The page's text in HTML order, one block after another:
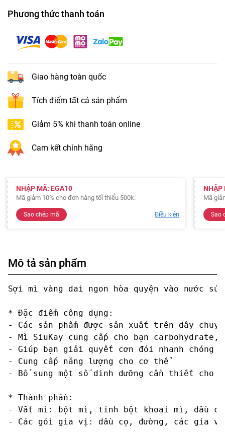
Phương thức thanh toán
Giao hàng toàn quốc
Tích điểm tất cả sản phẩm
Giảm 5% khi thanh toán online
Cam kết chính hãng
NHẬP MÃ: EGA10
Mã giảm 10% cho đơn hàng tối thiểu 500k.
Sao chép mã Điều kiện
NHẬP
Mã
Sao
Mô tả sản phẩm
Sợi mì vàng dai ngon hòa quyện vào nước
* Đặc điểm công dụng:
- Các sản phẩm được sản xuất trên dây
- Mì SiuKay cung cấp cho bạn
- Giúp bạn giải quyết cơn đói nhanh chóng
- Cung cấp năng lượng cho cơ thể
- Bổ sung một số dinh dưỡng cần thiết cho
* Thành phần:
- Vắt mì: bột mì, tinh bột khoai mì, dầu cọ,
- Các gói gia vị: dầu cọ, đường, các gia vị